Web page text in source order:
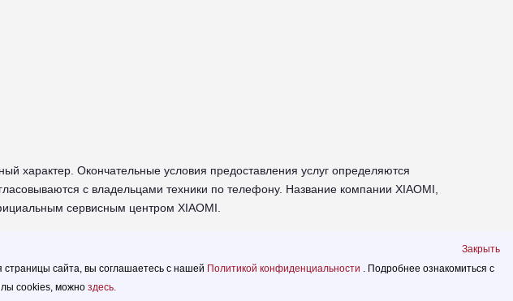
характер. Окончательные условия предоставления услуг определяются
с владельцами техники по телефону. Название компании XIAOMI,
сервисным центром XIAOMI.
сайта, вы соглашаетесь с нашей Политикой конфиденциальности . Подробнее ознакомиться с
сookies, можно здесь.
Закрыть